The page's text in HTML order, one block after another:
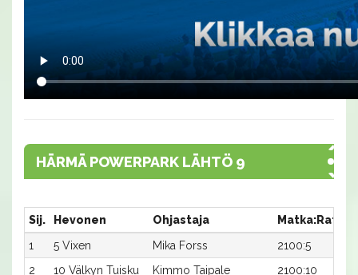
HÄRMÄ POWERPARK LÄHTÖ 9
Sij. Hevonen Ohjastaja Matka:Rata
1
5 Vixen Mika Forss 2100:5
2
10 Välkyn Tuisku Kimmo Taipale 2100:10